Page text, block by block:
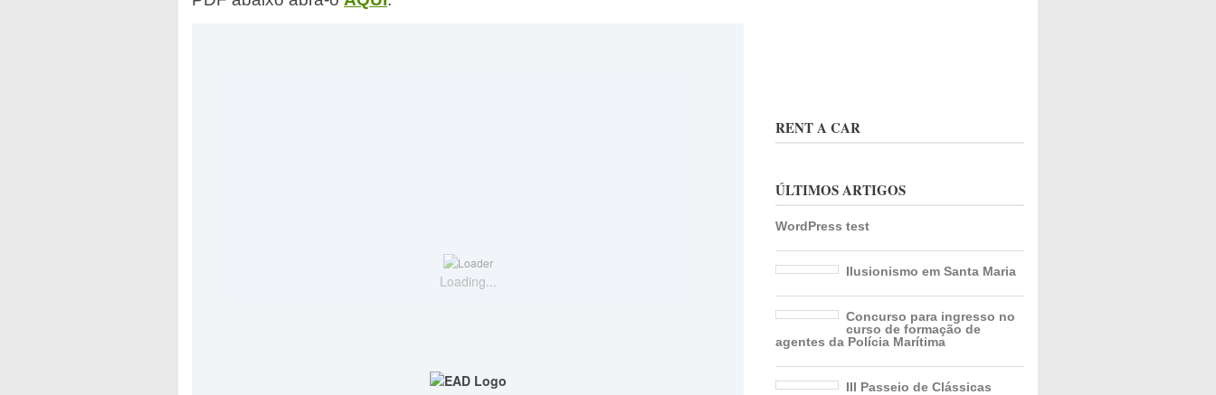
Loading...
RENT A CAR
ÚLTIMOS ARTIGOS
WordPress test
Ilusionismo em Santa Maria
Concurso para ingresso no
curso de formação de
agentes da Polícia Marítima
III Passeio de Clássicas